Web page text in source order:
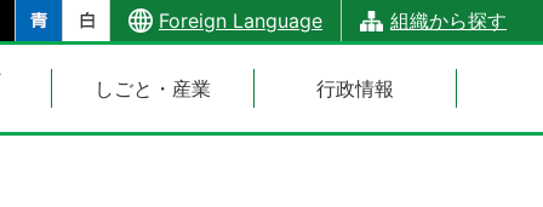
Foreign Language 組織から探す
しごと・産業 行政情報